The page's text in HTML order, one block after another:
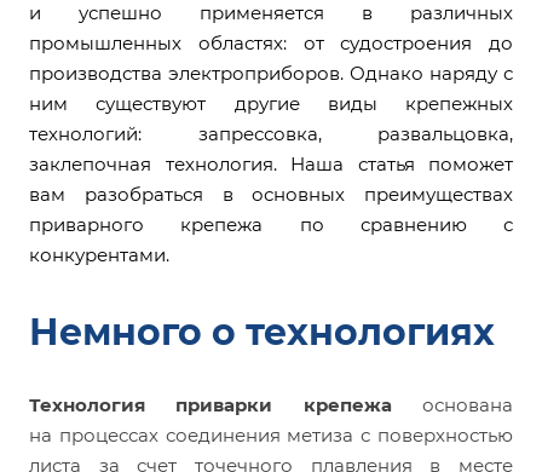
и успешно применяется в различных
промышленных областях: от судостроения до
производства электроприборов. Однако наряду с
ним существуют другие виды крепежных
технологий: запрессовка, развальцовка,
заклепочная технология. Наша статья поможет
вам разобраться в основных преимуществах
приварного крепежа по сравнению с
конкурентами.
Немного о технологиях
Технология приварки крепежаоснована
на процессах соединения метиза с поверхностью
листа за счет точечного плавления в месте